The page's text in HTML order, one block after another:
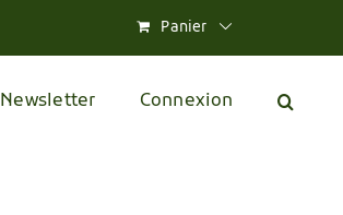
Panier
Newsletter Connexion